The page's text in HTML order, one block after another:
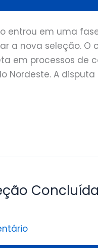
entrou em uma
a nova seleção. O
em processos de
Nordeste. A